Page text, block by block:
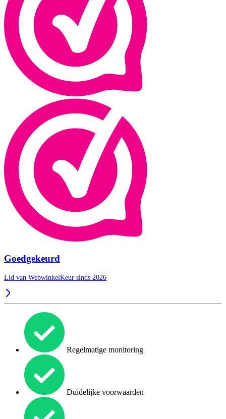
Goedgekeurd
Lid van WebwinkelKeur sinds 2026
Regelmatige monitoring
Duidelijke voorwaarden